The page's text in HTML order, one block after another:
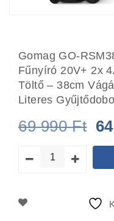
Gomag GO-
Fűnyíró 20V+ 2x
Töltő – 38cm
Literes
69 990Ft
69